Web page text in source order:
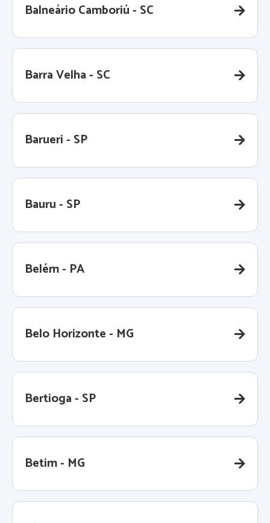
Balneário Camboriú - SC
Barra Velha - SC
Barueri - SP
Bauru - SP
Belém - PA
Belo Horizonte - MG
Bertioga - SP
Betim - MG